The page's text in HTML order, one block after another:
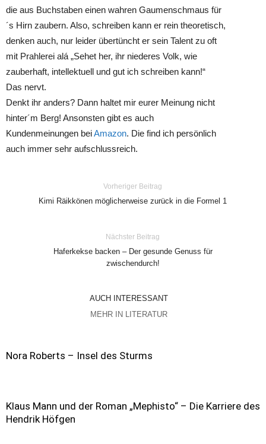
die aus Buchstaben einen wahren Gaumenschmaus für
´s Hirn zaubern. Also, schreiben kann er rein theoretisch,
denken auch, nur leider übertüncht er sein Talent zu oft
mit Prahlerei alá „Sehet her, ihr niederes Volk, wie
zauberhaft, intellektuell und gut ich schreiben kann!“
Das nervt.
Denkt ihr anders? Dann haltet mir eurer Meinung nicht
hinter´m Berg! Ansonsten gibt es auch
Kundenmeinungen beiAmazon. Die find ich persönlich
auch immer sehr aufschlussreich.
Vorheriger Beitrag
Kimi Räikkönen möglicherweise zurück in die Formel 1
Nächster Beitrag
Haferkekse backen – Der gesunde Genuss für
zwischendurch!
AUCH INTERESSANT
MEHR IN LITERATUR
Nora Roberts – Insel des Sturms
Klaus Mann und der Roman „Mephisto“ – Die Karriere des
Hendrik Höfgen